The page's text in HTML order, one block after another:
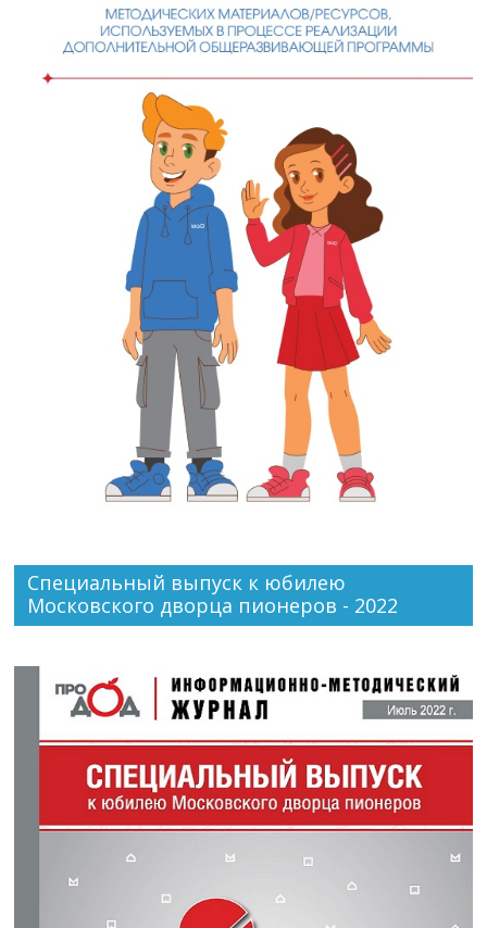
Специальный выпуск к юбилею
Московского дворца пионеров - 2022